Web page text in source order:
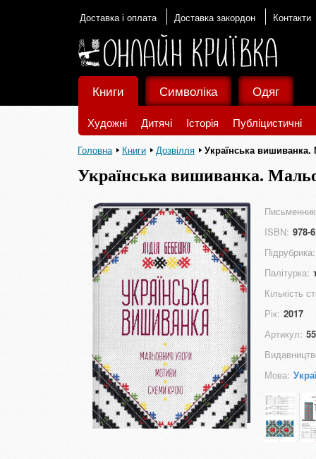
Доставка і оплата Доставка закордон Контакти
Книги
Художні Дитячі Історія Публіцистичні
Символіка Одяг
Головна Книги Дозвілля Українська
Українська вишиванка.
ISBN: 978-
Підрубрика:
Палітурка:
Кількість
Рік: 2017
Артикул:
Мова: